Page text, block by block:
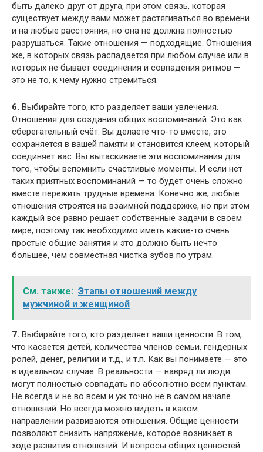
быть далеко друг от друга, при этом связь, которая
существует между вами может растягиваться во времени
и на любые расстояния, но она не должна полностью
разрушаться. Такие отношения — подходящие. Отношения
же, в которых связь распадается при любом случае или в
которых не бывает соединения и совпадения ритмов —
это не то, к чему нужно стремиться.
6. Выбирайте того, кто разделяет ваши увлечения.
Отношения для создания общих воспоминаний. Это как
сберегательный счёт. Вы делаете что-то вместе, это
сохраняется в вашей памяти и становится клеем, который
соединяет вас. Вы вытаскиваете эти воспоминания для
того, чтобы вспомнить счастливые моменты. И если нет
таких приятных воспоминаний — то будет очень сложно
вместе пережить трудные времена. Конечно же, любые
отношения строятся на взаимной поддержке, но при этом
каждый всё равно решает собственные задачи в своём
мире, поэтому так необходимо иметь какие-то очень
простые общие занятия и это должно быть нечто
большее, чем совместная чистка зубов по утрам.
См. также: Этапы отношений между
мужчиной и женщиной
7. Выбирайте того, кто разделяет ваши ценности. В том,
что касается детей, количества членов семьи, гендерных
ролей, денег, религии и т.д., и т.п. Как вы понимаете — это
в идеальном случае. В реальности — навряд ли люди
могут полностью совпадать по абсолютно всем пунктам.
Не всегда и не во всём и уж точно не в самом начале
отношений. Но всегда можно видеть в каком
направлении развиваются отношения. Общие ценности
позволяют снизить напряжение, которое возникает в
ходе развития отношений. И вопросы общих ценностей